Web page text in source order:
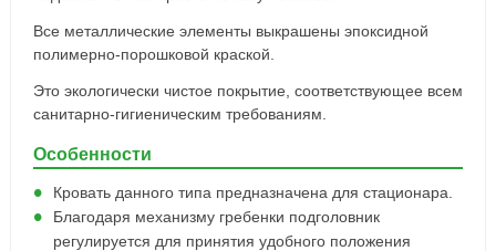
Все металлические элементы выкрашены эпоксидной
полимерно-порошковой краской.
Это экологически чистое покрытие, соответствующее всем
санитарно-гигиеническим требованиям.
Особенности
Кровать данного типа предназначена для стационара.
Благодаря механизму гребенки подголовник
регулируется для принятия удобного положения